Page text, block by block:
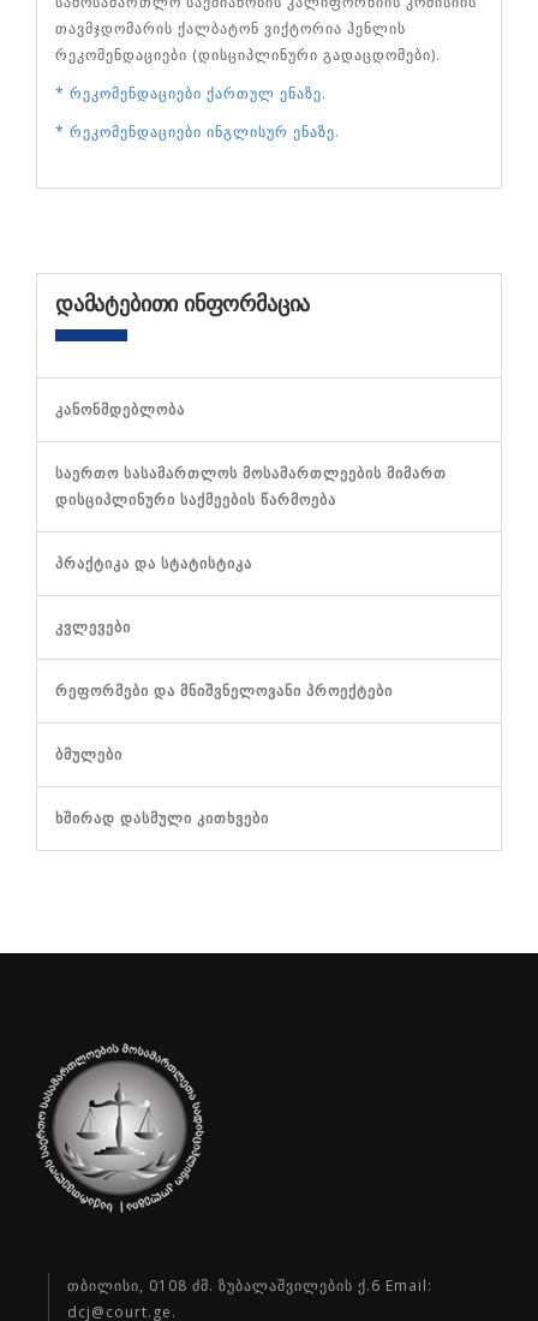
თავმჯდომარის ქალბატონ ვიქტორია ჰენლის
რეკომენდაციები (დისციპლინური გადაცდომები).
* რეკომენდაციები ქართულ ენაზე.
* რეკომენდაციები ინგლისურ ენაზე.
ᲓᲐᲛᲐᲢᲔᲑᲘᲗᲘ ᲘᲜᲤᲝᲠᲛᲐᲪᲘᲐ
ᲙᲐᲜᲝᲜᲛᲓᲔᲑᲚᲝᲑᲐ
ᲡᲐᲔᲠᲗᲝ ᲡᲐᲡᲐᲛᲐᲠᲗᲚᲝᲡ ᲛᲝᲡᲐᲛᲐᲠᲗᲚᲔᲔᲑᲘᲡ ᲛᲘᲛᲐᲠᲗ
ᲓᲘᲡᲪᲘᲞᲚᲘᲜᲣᲠᲘ ᲡᲐᲥᲛᲔᲔᲑᲘᲡ ᲬᲐᲠᲛᲝᲔᲑᲐ
ᲞᲠᲐᲥᲢᲘᲙᲐ ᲓᲐ ᲡᲢᲐᲢᲘᲡᲢᲘᲙᲐ
ᲙᲕᲚᲔᲕᲔᲑᲘ
ᲠᲔᲤᲝᲠᲛᲔᲑᲘ ᲓᲐ ᲛᲜᲘᲨᲕᲜᲔᲚᲝᲕᲐᲜᲘ ᲞᲠᲝᲔᲥᲢᲔᲑᲘ
ᲑᲛᲣᲚᲔᲑᲘ
ᲮᲨᲘᲠᲐᲓ ᲓᲐᲡᲛᲣᲚᲘ ᲙᲘᲗᲮᲕᲔᲑᲘ
თბილისი, 0108 ძმ. ზუბალაშვილების ქ.6 Email:
dcj@court.ge.